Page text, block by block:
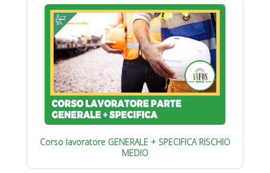
Corso lavoratore GENERALE + SPECIFICA RISCHIO
MEDIO